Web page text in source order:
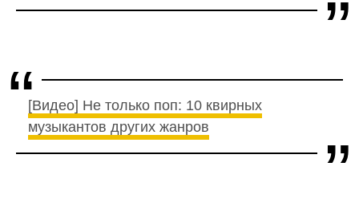
[Видео] Не только поп: 10 квирных
музыкантов других жанров